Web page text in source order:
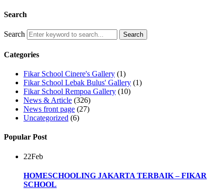
Search
Search
Categories
Fikar School Cinere's Gallery (1)
Fikar School Lebak Bulus' Gallery (1)
Fikar School Rempoa Gallery (10)
News & Article (326)
News front page (27)
Uncategorized (6)
Popular Post
22Feb
HOMESCHOOLING JAKARTA TERBAIK – FIKAR
SCHOOL